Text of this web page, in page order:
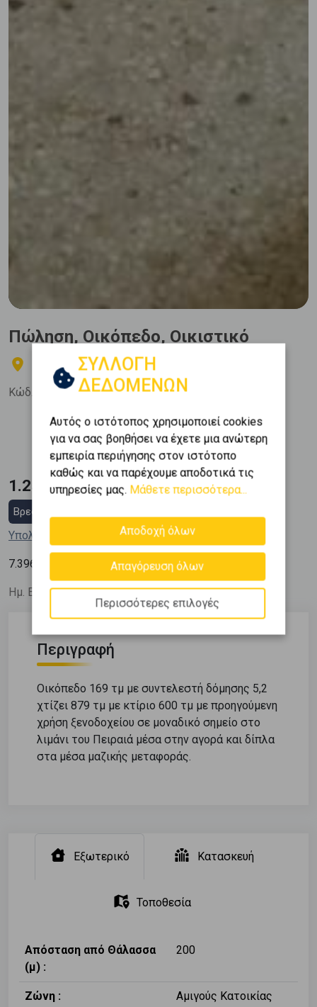
Πώληση, Οικόπεδο, Οικιστικό
ΠΕΙΡΑΙΑΣ - ΛΙΜΑΝΙ
Κώδ. Ακινήτου:374669
Εμβαδόν
169 m2
1.250.000 €
Βρες στεγαστικό δάνειο
Υπολόγισε τη δόση μου
7.396
Ημ. Ενημέρωσης: 05/03/25
Περιγραφή
Οικόπεδο 169 τμ με συντελεστή δόμησης 5,2
χτίζει 879 τμ με κτίριο 600 τμ με προηγούμενη
χρήση ξενοδοχείου σε μοναδικό σημείο στο
λιμάνι του Πειραιά μέσα στην αγορά και δίπλα
στα μέσα μαζικής μεταφοράς.
Εξωτερικό Κατασκευή
Τοποθεσία
Απόσταση από Θάλασσα
(μ) :
200
Ζώνη : Αμιγούς Κατοικίας
ΣΥΛΛΟΓΗ
ΔΕΔΟΜΕΝΩΝ
Αυτός ο ιστότοπος χρησιμοποιεί cookies
για να σας βοηθήσει να έχετε μια ανώτερη
εμπειρία περιήγησης στον ιστότοπο
καθώς και να παρέχουμε αποδοτικά τις
υπηρεσίες μας. Μάθετε περισσότερα...
Αποδοχή όλων
Απαγόρευση όλων
Περισσότερες επιλογές